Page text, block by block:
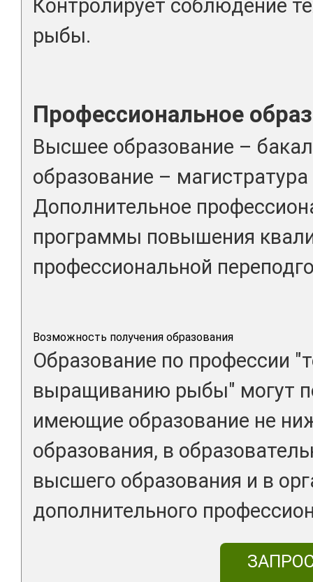
Контролирует соблюдение
рыбы.
Профессиональное
Высшее образование –
образование –
Дополнительное
программы повышения
профессиональной
Возможность получения образования
Образование по профессии
выращиванию рыбы" могут
имеющие образование не
образования, в
высшего образования и в
дополнительного